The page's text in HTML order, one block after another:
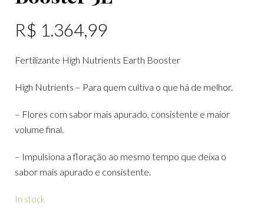
R$ 1.364,99
Fertilizante High Nutrients Earth Booster
High Nutrients – Para quem cultiva o que há de melhor.
– Flores com sabor mais apurado, consistente e maior
volume final.
– Impulsiona a floração ao mesmo tempo que deixa o
sabor mais apurado e consistente.
In stock